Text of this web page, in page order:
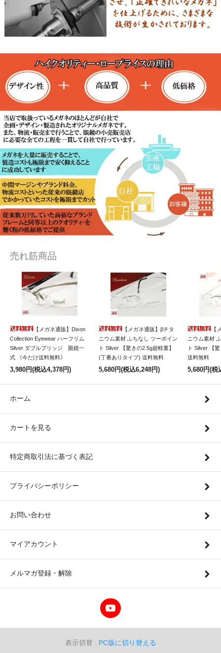
売れ筋商品
【メガネ通販】Dixon
Collection Eyewear ハーフリム
Silver ダブルブリッジ 眼鏡一
式 《今だけ送料無料》
3,980円(税込4,378円)
【メガネ通販】βチタ
ニウム素材 ふちなし ツーポイン
ト Silver 【驚きの2.5g超軽量】
(丁番ありタイプ) 送料無料
5,680円(税込6,248円)
【
ニウム素材
ト Silver 【
送料無料
5,680円(税
ホーム
カートを見る
特定商取引法に基づく表記
プライバシーポリシー
お問い合わせ
マイアカウント
メルマガ登録・解除
表示切替 : PC版に切り替える